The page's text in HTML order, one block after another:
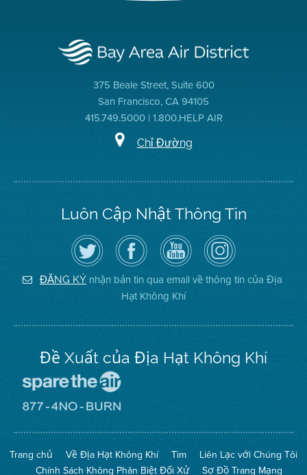
375 Beale Street, Suite 600
San Francisco, CA 94105
415.749.5000 | 1.800.HELP AIR
Chỉ Đường
Luôn Cập Nhật Thông Tin
Hãy
theo
dõi
Địa
Hạt
Không
Truy
cập
Trang
Facebook
của
Địa
Hạt
Kênh
YouTube
của
Địa
Hạt
Không
Khí
Air
District
on
Instagram
ĐĂNG KÝ nhận bản tin qua email về thông tin của Địa
Hạt Không Khí
Đề Xuất của Địa Hạt Không Khí
The
(Bảo
Toàn
Mạng
No
Burn
Trang chủ Về Địa Hạt Không Khí Tìm
Liên Lạc với Chúng Tôi
Chính Sách Không Phân Biệt Đối Xử
Sơ Đồ Trang Mạng